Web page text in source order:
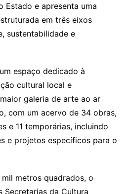
Estado e apresenta uma
em três eixos
sustentabilidade e
espaço dedicado à
cultural local e
galeria de arte ao ar
com um acervo de 34 obras,
e 11 temporárias, incluindo
e projetos específicos para o
metros quadrados, o
Secretarias da Cultura